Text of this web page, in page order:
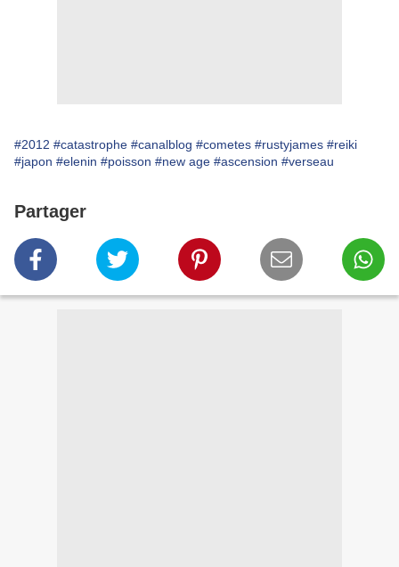
#2012 #catastrophe #canalblog #cometes #rustyjames #reiki
#japon #elenin #poisson #new age #ascension #verseau
Partager